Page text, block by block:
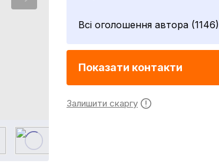
Всі оголошення автора (1146)
Показати контакти
Залишити скаргу